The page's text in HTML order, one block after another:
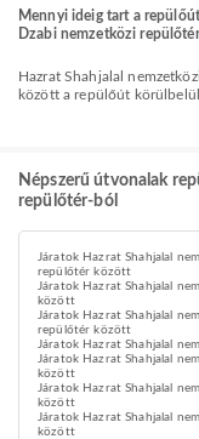
Mennyi ideig tart a
Dzabi nemzetközi
Hazrat Shahjalal nemzetközi repülőtér és Abu-Dzabi nemzetközi repülőtér
között a repülőút
Népszerű útvonalak
repülőtér-ból
Járatok Hazrat Shahjalal
repülőtér között
Járatok Hazrat Shahjalal
között
Járatok Hazrat Shahjalal
repülőtér között
Járatok Hazrat Shahjalal
Járatok Hazrat Shahjalal
között
Járatok Hazrat Shahjalal
között
Járatok Hazrat Shahjalal
között